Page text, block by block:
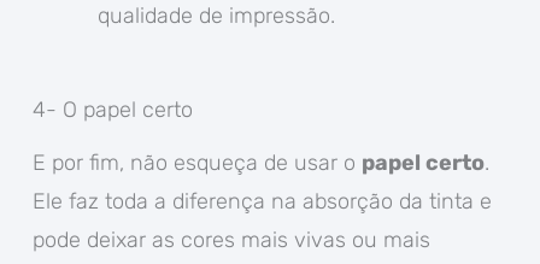
qualidade de impressão.
4- O papel certo
E por fim, não esqueça de usar o papel certo.
Ele faz toda a diferença na absorção da tinta e
pode deixar as cores mais vivas ou mais